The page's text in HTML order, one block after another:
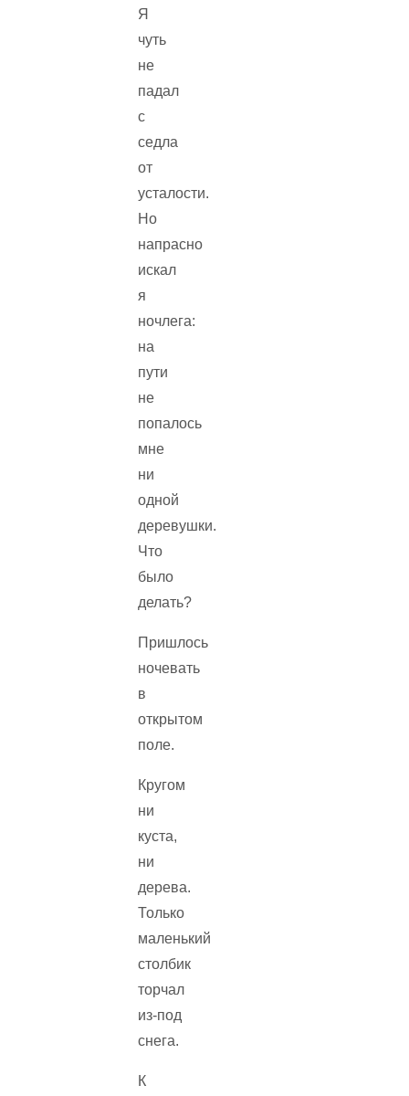
Я
чуть
не
падал
с
седла
от
усталости.
Но
напрасно
искал
я
ночлега:
на
пути
не
попалось
мне
ни
одной
деревушки.
Что
было
делать?
Пришлось
ночевать
в
открытом
поле.
Кругом
ни
куста,
ни
дерева.
Только
маленький
столбик
торчал
из‑под
снега.
К